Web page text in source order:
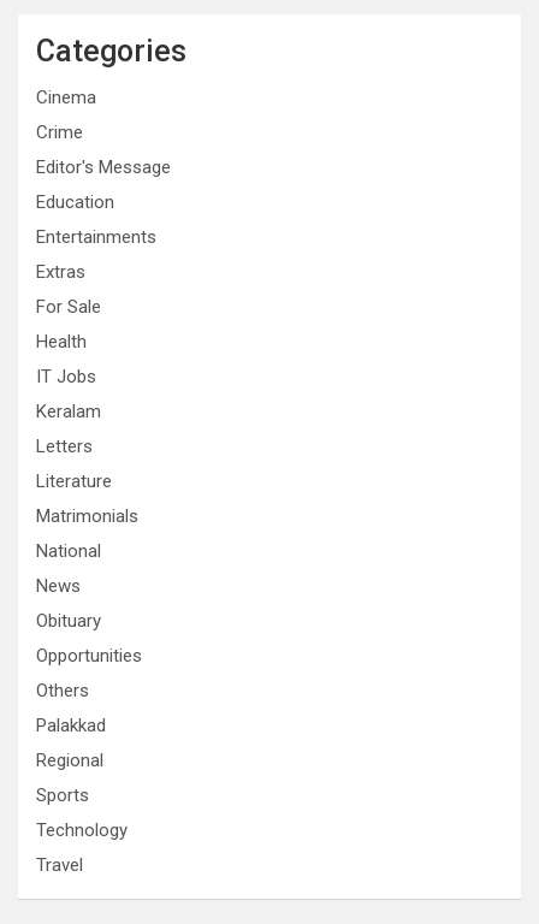
Categories
Cinema
Crime
Editor's Message
Education
Entertainments
Extras
For Sale
Health
IT Jobs
Keralam
Letters
Literature
Matrimonials
National
News
Obituary
Opportunities
Others
Palakkad
Regional
Sports
Technology
Travel